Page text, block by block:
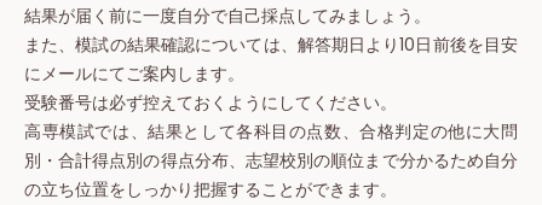
結果が届く前に一度自分で自己採点してみましょう。
また、模試の結果確認については、解答期日より10日前後を目安
にメールにてご案内します。
受験番号は必ず控えておくようにしてください。
高専模試では、結果として各科目の点数、合格判定の他に大問
別・合計得点別の得点分布、志望校別の順位まで分かるため自分
の立ち位置をしっかり把握することができます。